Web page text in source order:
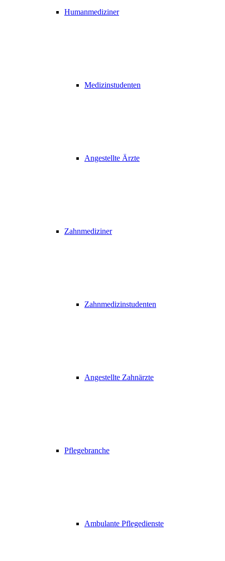
Humanmediziner
Medizinstudenten
Angestellte Ärzte
Zahnmediziner
Zahnmedizinstudenten
Angestellte Zahnärzte
Pflegebranche
Ambulante Pflegedienste